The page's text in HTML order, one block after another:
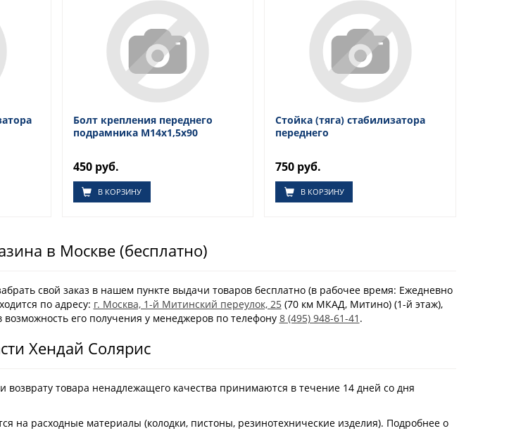
Болт крепления переднего
подрамника М14х1,5х90
450 руб.
В КОРЗИНУ
Стойка (тяга) стабилизатора
переднего
750 руб.
В КОРЗИНУ
в Москве (бесплатно)
свой заказ в нашем пункте выдачи товаров бесплатно (в рабочее время: Ежедневно
по адресу: г. Москва, 1-й Митинский переулок, 25(70 км МКАД, Митино) (1-й этаж),
его получения у менеджеров по телефону 8 (495) 948-61-41 .
Хендай Солярис
возврату товара ненадлежащего качества принимаются в течение 14 дней со дня
на расходные материалы (колодки, пистоны, резинотехнические изделия). Подробнее о